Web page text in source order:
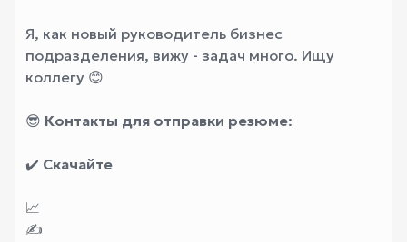
Я, как новый руководитель бизнес
подразделения, вижу - задач много. Ищу
коллегу 😊
😎 Контакты для отправки резюме:
✔️ Скачайте
📈
✍️